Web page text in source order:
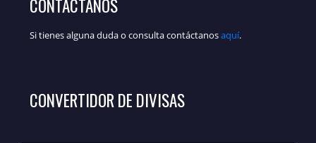
CONTÁCTANOS
Si tienes alguna duda o consulta contáctanosaquí.
CONVERTIDOR DE DIVISAS